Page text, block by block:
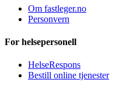
Om fastleger.no
Personvern
For helsepersonell
HelseRespons
Bestill online tjenester